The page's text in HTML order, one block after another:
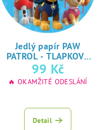
Jedlý papír PAW
PATROL - TLAPKOVÁ
PATROLA★
oblíbený tisk na
jedlý papír
99 Kč
🔥 OKAMŽITÉ ODESLÁNÍ
Detail